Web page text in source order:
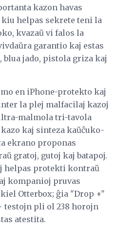
kazon havas
helpas sekrete teni la
kvazaŭ vi falos la
garantio kaj estas
jado, pistola griza kaj
en iPhone-protekto kaj
la plej malfacilaj kazoj
malmola tri-tavola
kaj sinteza kaŭĉuko-
ekrano proponas
gratoj, gutoj kaj batapoj.
helpas protekti kontraŭ
kompanioj pruvas
Otterbox; ĝia "Drop +"
testojn pli ol 238 horojn
atestita.